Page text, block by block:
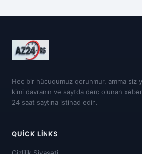
Heç bir hüququmuz qorunmur, amma siz
kimi davranın və saytda dərc olunan
24 saat saytına istinad edin.
QUICK LINKS
Gizlilik Siyasəti